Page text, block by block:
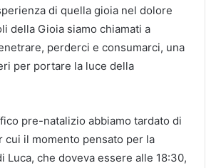
di quella gioia nel dolore
della Gioia siamo chiamati a
perderci e consumarci, una
per portare la luce della
pre-natalizio abbiamo tardato di
cui il momento pensato per la
Luca, che doveva essere alle 18:30,